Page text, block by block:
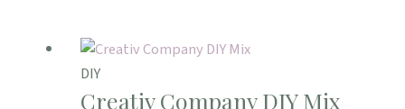
DIY
Creativ Company DIY Mix